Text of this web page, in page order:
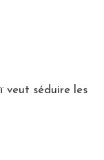
veut séduire les